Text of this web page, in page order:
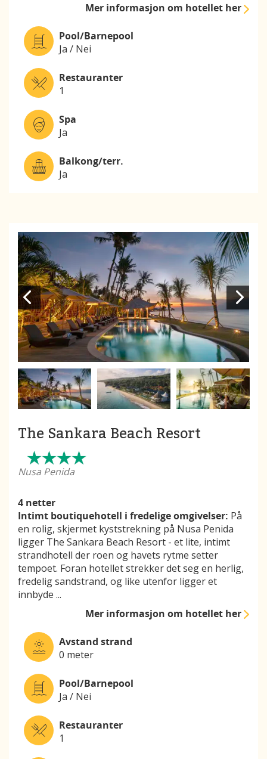
Mer informasjonom hotellet her
Pool/Barnepool
Ja / Nei
Restauranter
1
Spa
Ja
Balkong/terr.
Ja
The Sankara Beach Resort
Nusa Penida
4 netter
Intimt boutiquehotell i fredelige omgivelser: På
en rolig, skjermet kyststrekning på Nusa Penida
ligger The Sankara Beach Resort - et lite, intimt
strandhotell der roen og havets rytme setter
tempoet. Foran hotellet strekker det seg en herlig,
fredelig sandstrand, og like utenfor ligger et
innbyde ...
Mer informasjonom hotellet her
Avstand strand
0 meter
Pool/Barnepool
Ja / Nei
Restauranter
1